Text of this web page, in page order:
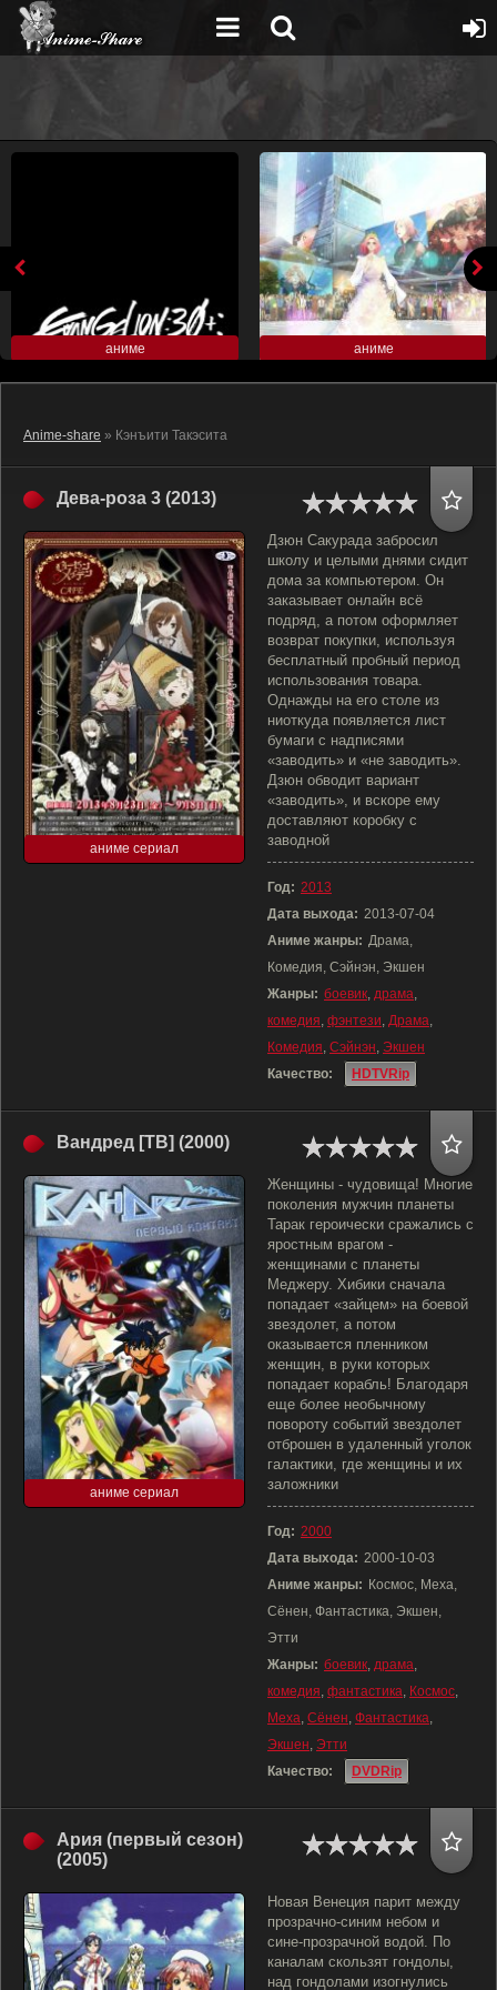
аниме аниме
Anime-share » Кэнъити Такэсита
Дева-роза 3 (2013)
аниме сериал
Дзюн Сакурада забросил
школу и целыми днями сидит
дома за компьютером. Он
заказывает онлайн всё
подряд, а потом оформляет
возврат покупки, используя
бесплатный пробный период
использования товара.
Однажды на его столе из
ниоткуда появляется лист
бумаги с надписями
«заводить» и «не заводить».
Дзюн обводит вариант
«заводить», и вскоре ему
доставляют коробку с
заводной
Год: 2013
Дата выхода: 2013-07-04
Аниме жанры: Драма,
Комедия, Сэйнэн, Экшен
Жанры: боевик, драма,
комедия, фэнтези, Драма,
Комедия, Сэйнэн, Экшен
Качество:
HDTVRip
Вандред [ТВ] (2000)
аниме сериал
Женщины - чудовища! Многие
поколения мужчин планеты
Тарак героически сражались с
яростным врагом -
женщинами с планеты
Меджеру. Хибики сначала
попадает «зайцем» на боевой
звездолет, а потом
оказывается пленником
женщин, в руки которых
попадает корабль! Благодаря
еще более необычному
повороту событий звездолет
отброшен в удаленный уголок
галактики, где женщины и их
заложники
Год: 2000
Дата выхода: 2000-10-03
Аниме жанры: Космос, Меха,
Сёнен, Фантастика, Экшен,
Этти
Жанры: боевик, драма,
комедия, фантастика, Космос,
Меха, Сёнен, Фантастика,
Экшен, Этти
Качество:
DVDRip
Ария (первый сезон)
(2005)
Новая Венеция парит между
прозрачно-синим небом и
сине-прозрачной водой. По
каналам скользят гондолы,
над гондолами изогнулись